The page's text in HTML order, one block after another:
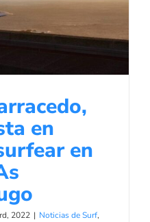
a surfear en la
Lugo
Noticias Surf
en
en
2022 | Noticias de Surf,